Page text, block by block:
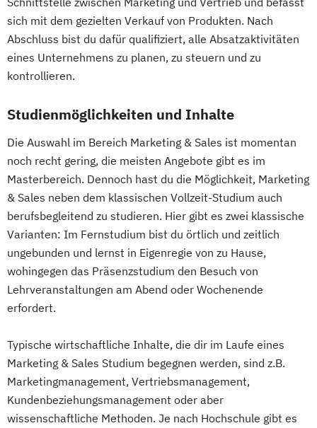
sich mit dem gezielten Verkauf von Produkten. Nach
Abschluss bist du dafür qualifiziert, alle Absatzaktivitäten
eines Unternehmens zu planen, zu steuern und zu
kontrollieren.
Studienmöglichkeiten und Inhalte
Die Auswahl im Bereich Marketing & Sales ist momentan
noch recht gering, die meisten Angebote gibt es im
Masterbereich. Dennoch hast du die Möglichkeit, Marketing
& Sales neben dem klassischen Vollzeit-Studium auch
berufsbegleitend zu studieren. Hier gibt es zwei klassische
Varianten: Im Fernstudium bist du örtlich und zeitlich
ungebunden und lernst in Eigenregie von zu Hause,
wohingegen das Präsenzstudium den Besuch von
Lehrveranstaltungen am Abend oder Wochenende
erfordert.
Typische wirtschaftliche Inhalte, die dir im Laufe eines
Marketing & Sales Studium begegnen werden, sind z.B.
Marketingmanagement, Vertriebsmanagement,
Kundenbeziehungsmanagement oder aber
wissenschaftliche Methoden. Je nach Hochschule gibt es